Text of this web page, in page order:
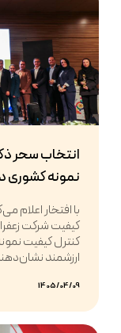
انتخاب سحر
نمونه کشوری در
با افتخار اعلام
کنترل کیفیت
ارزشمند
1405/04/09